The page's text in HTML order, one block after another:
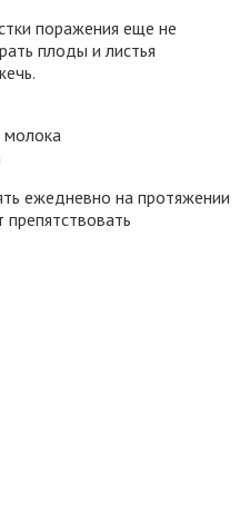
поражения еще не
плоды и листья
молока
ежедневно на протяжении